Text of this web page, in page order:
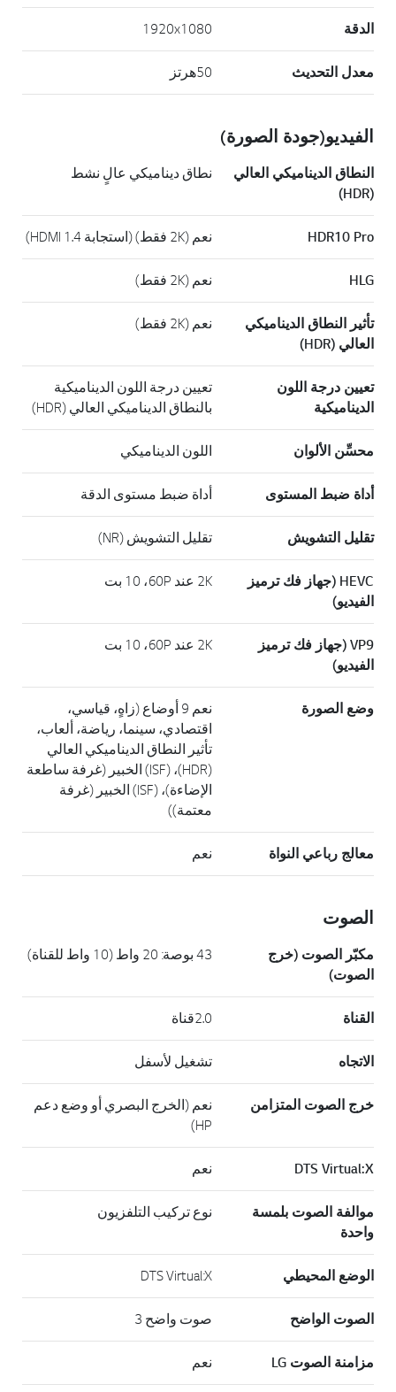
الدقة 1920x1080
معدل التحديث 50هرتز
الفيديو(جودة الصورة)
النطاق الديناميكي العالي
(HDR)
نطاق ديناميكي عالٍ نشط
HDR10 Pro نعم (2K فقط) (استجابة HDMI 1.4)
HLG نعم (2K فقط)
تأثير النطاق الديناميكي
العالي (HDR)
نعم (2K فقط)
تعيين درجة اللون
الديناميكية
تعيين درجة اللون الديناميكية
بالنطاق الديناميكي العالي (HDR)
محسِّن الألوان اللون الديناميكي
أداة ضبط المستوى أداة ضبط مستوى الدقة
تقليل التشويش تقليل التشويش (NR)
HEVC (جهاز فك ترميز
الفيديو)
2K عند ‎60P‏، 10 بت
VP9 (جهاز فك ترميز
الفيديو)
2K عند ‎60P‏، 10 بت
وضع الصورة
نعم 9 أوضاع (زاهٍ، قياسي،
اقتصادي، سينما، رياضة، ألعاب،
تأثير النطاق الديناميكي العالي
(HDR)، (ISF) الخبير (غرفة ساطعة
الإضاءة)، (ISF) الخبير (غرفة
معتمة))
معالج رباعي النواة نعم
الصوت
مكبّر الصوت (خرج
الصوت)
43 بوصة: 20 واط (10 واط للقناة)
القناة 2.0قناة
الاتجاه تشغيل لأسفل
خرج الصوت المتزامن
نعم (الخرج البصري أو وضع دعم
HP)
DTS Virtual:X نعم
موالفة الصوت بلمسة
واحدة
نوع تركيب التلفزيون
الوضع المحيطي DTS Virtual:X
الصوت الواضح صوت واضح 3
مزامنة الصوت LG نعم